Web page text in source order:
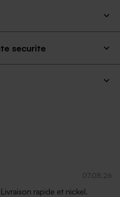
securite
07.08.26
rapide et nickel.